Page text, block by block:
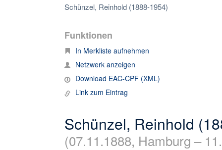
Schünzel, Reinhold (1888-1954)
Funktionen
In Merkliste aufnehmen
Netzwerk anzeigen
Download EAC-CPF (XML)
Link zum Eintrag
Schünzel, Reinhold
(07.11.1888, Hamburg –